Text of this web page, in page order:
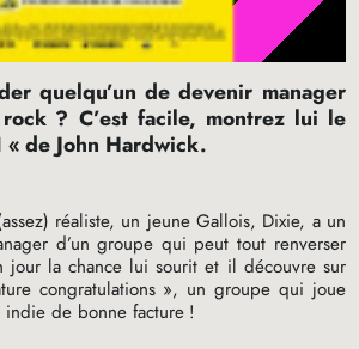
quelqu’un de devenir manager
? C’est facile, montrez lui le
« de John Hardwick.
réaliste, un jeune Gallois, Dixie, a un
d’un groupe qui peut tout renverser
jour la chance lui sourit et il découvre sur
congratulations », un groupe qui joue
de bonne facture !